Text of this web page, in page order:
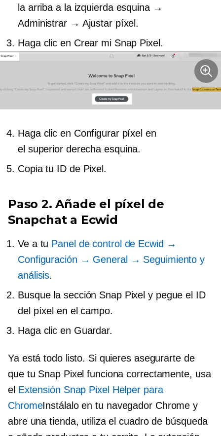
la arriba a la izquierdaesquina →
Administrar → Ajustar píxel.
Haga clic en Crear mi Snap Pixel.
Haga clic en Configurar píxel en
el superior derecha esquina.
Copia tu ID de Pixel.
Paso 2. Añade el píxel de
Snapchat a Ecwid
Ve a tu Panel de control de Ecwid →
Configuración → General → Seguimiento y
análisis.
Busque la sección Snap Pixel y pegue el ID
del píxel en el campo.
Haga clic en Guardar.
Ya está todo listo. Si quieres asegurarte de
que tu Snap Pixel funciona correctamente, usa
el Extensión Snap Pixel Helper para
ChromeInstálalo en tu navegador Chrome y
abre una tienda, utiliza el cuadro de búsqueda